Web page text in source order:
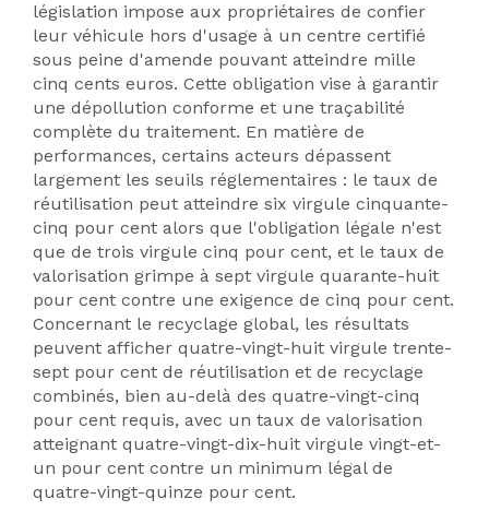
législation impose aux propriétaires de confier
leur véhicule hors d'usage à un centre certifié
sous peine d'amende pouvant atteindre mille
cinq cents euros. Cette obligation vise à garantir
une dépollution conforme et une traçabilité
complète du traitement. En matière de
performances, certains acteurs dépassent
largement les seuils réglementaires : le taux de
réutilisation peut atteindre six virgule cinquante-
cinq pour cent alors que l'obligation légale n'est
que de trois virgule cinq pour cent, et le taux de
valorisation grimpe à sept virgule quarante-huit
pour cent contre une exigence de cinq pour cent.
Concernant le recyclage global, les résultats
peuvent afficher quatre-vingt-huit virgule trente-
sept pour cent de réutilisation et de recyclage
combinés, bien au-delà des quatre-vingt-cinq
pour cent requis, avec un taux de valorisation
atteignant quatre-vingt-dix-huit virgule vingt-et-
un pour cent contre un minimum légal de
quatre-vingt-quinze pour cent.